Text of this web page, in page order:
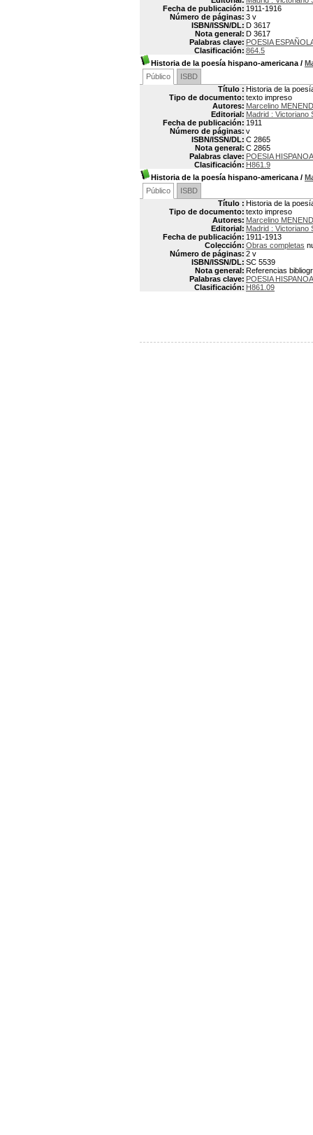
Fecha de publicación: 1911-1916
Número de páginas: 3 v
ISBN/ISSN/DL: D 3617
Nota general: D 3617
Palabras clave: POESIA
Clasificación: 864.5
Historia de la poesía hispano-americana /
Público
ISBD
Título : Historia de la
Tipo de documento: texto impreso
Autores: Marcelino
Editorial: Madrid : Victoriano
Fecha de publicación: 1911
Número de páginas: v
ISBN/ISSN/DL: C 2865
Nota general: C 2865
Palabras clave: POESIA
Clasificación: H861.9
Historia de la poesía hispano-americana /
Público
ISBD
Título : Historia de la
Tipo de documento: texto impreso
Autores: Marcelino
Editorial: Madrid : Victoriano
Fecha de publicación: 1911-1913
Colección: Obras completas
Número de páginas: 2 v
ISBN/ISSN/DL: SC 5539
Nota general: Referencias
Palabras clave: POESIA
Clasificación: H861.09